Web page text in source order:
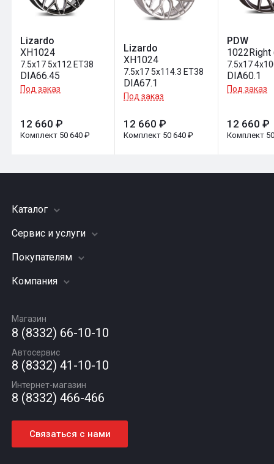
Lizardo
XH1024
7.5x17 5x112 ET38
DIA66.45
Под заказ
12 660 ₽
Комплект 50 640 ₽
Lizardo
XH1024
7.5x17 5x114.3 ET38
DIA67.1
Под заказ
12 660 ₽
Комплект 50 640 ₽
PDW
1022Right
7.5x17
DIA60.1
Под заказ
12 660 ₽
Комплект
Каталог
Шины
Грузовые шины
Диски
Автомасла
Сервис и услуги
Заправка кондиционера
Подвеска (ходовая часть)
Шиномонтаж
Покупателям
Акции
Гарантии и возврат
Компания
Вакансии
Новости
Статьи
Контакты
Магазин
8 (8332) 66-10-10
Автосервис
8 (8332) 41-10-10
Интернет-магазин
8 (8332) 466-466
Связаться с нами